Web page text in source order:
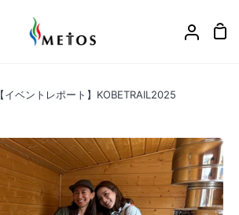
ア
カ
【イベントレポート】KOBETRAIL2025